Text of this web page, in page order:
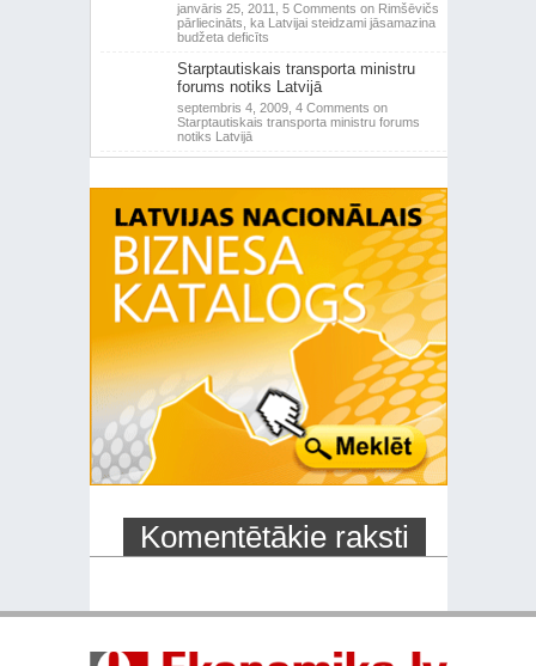
janvāris 25, 2011, 5 Comments on Rimšēvičs
pārliecināts, ka Latvijai steidzami jāsamazina
budžeta deficīts
Starptautiskais transporta ministru
forums notiks Latvijā
septembris 4, 2009, 4 Comments on
Starptautiskais transporta ministru forums
notiks Latvijā
Komentētākie raksti